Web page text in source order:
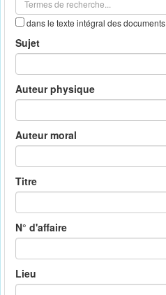
dans le texte intégral des documents
Sujet
Auteur physique
Auteur moral
Titre
N° d'affaire
Lieu